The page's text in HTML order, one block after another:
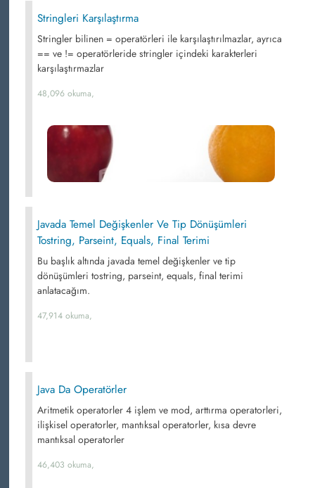
Stringleri Karşılaştırma
Stringler bilinen = operatörleri ile karşılaştırılmazlar, ayrıca
== ve != operatörleride stringler içindeki karakterleri
karşılaştırmazlar
48,096 okuma,
Javada Temel Değişkenler Ve Tip Dönüşümleri
Tostring, Parseint, Equals, Final Terimi
Bu başlık altında javada temel değişkenler ve tip
dönüşümleri tostring, parseint, equals, final terimi
anlatacağım.
47,914 okuma,
Java Da Operatörler
Aritmetik operatorler 4 işlem ve mod, arttırma operatorleri,
ilişkisel operatorler, mantıksal operatorler, kısa devre
mantıksal operatorler
46,403 okuma,